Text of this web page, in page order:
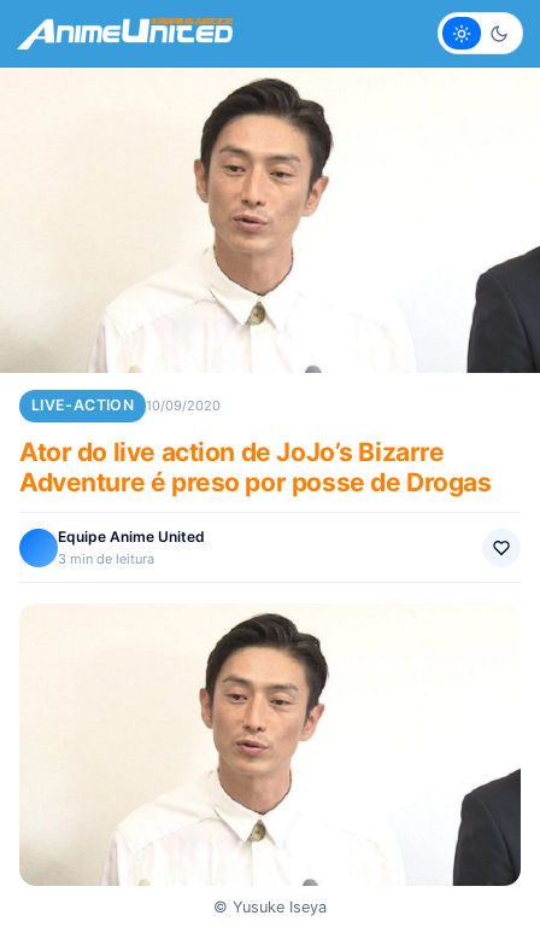
Claro
LIVE-ACTION 10/09/2020
Ator do live action de JoJo’s Bizarre
Adventure é preso por posse de Drogas
Equipe Anime United
3 min de leitura
© Yusuke Iseya